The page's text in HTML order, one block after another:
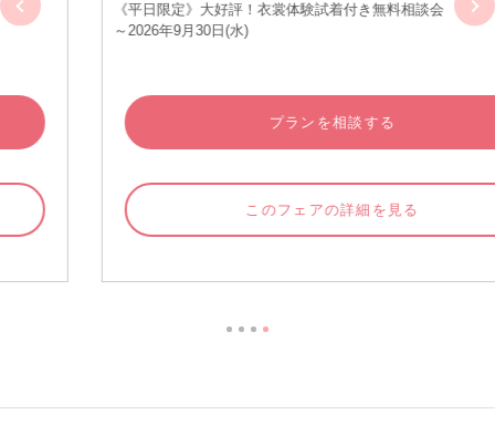
《平日限定》大好評！衣裳体験試着付き無料相談会
～2026年9月30日(水)
プランを相談する
このフェアの詳細を見る